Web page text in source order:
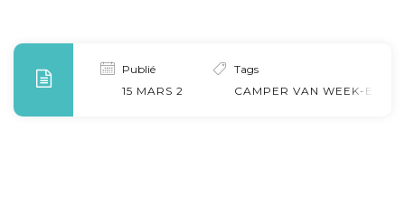
Publié
15 MARS 2021
Tags
CAMPER VAN WEEK-END